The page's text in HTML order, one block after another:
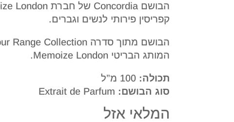
קפריסין פירותי לנשים וגברים.
המותג הבריטי Memoize London.
תכולה:
סוג הבושם:
המלאי אזל